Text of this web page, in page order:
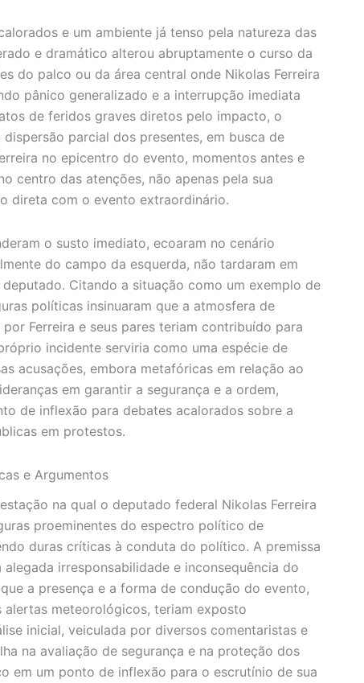
e um ambiente já tenso pela natureza das
e dramático alterou abruptamente o curso da
do palco ou da área central onde Nikolas Ferreira
pânico generalizado e a interrupção imediata
de feridos graves diretos pelo impacto, o
parcial dos presentes, em busca de
no epicentro do evento, momentos antes e
centro das atenções, não apenas pela sua
direta com o evento extraordinário.
o susto imediato, ecoaram no cenário
do campo da esquerda, não tardaram em
Citando a situação como um exemplo de
políticas insinuaram que a atmosfera de
Ferreira e seus pares teriam contribuído para
incidente serviria como uma espécie de
acusações, embora metafóricas em relação ao
em garantir a segurança e a ordem,
de inflexão para debates acalorados sobre a
em protestos.
e Argumentos
na qual o deputado federal Nikolas Ferreira
proeminentes do espectro político de
duras críticas à conduta do político. A premissa
irresponsabilidade e inconsequência do
a presença e a forma de condução do evento,
meteorológicos, teriam exposto
inicial, veiculada por diversos comentaristas e
na avaliação de segurança e na proteção dos
em um ponto de inflexão para o escrutínio de sua